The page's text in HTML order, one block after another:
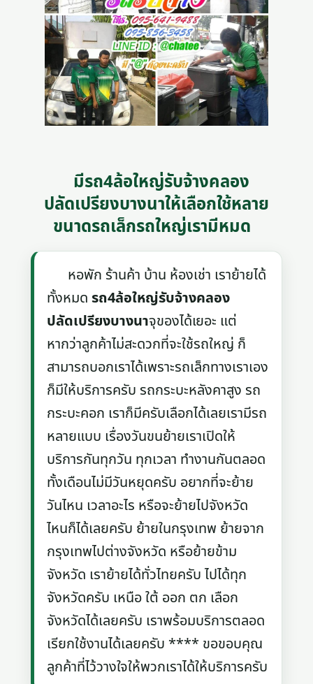
มีรถ4ล้อใหญ่รับจ้างคลอง
ปลัดเปรียงบางนาให้เลือกใช้หลาย
ขนาดรถเล็กรถใหญ่เรามีหมด
หอพัก ร้านค้า บ้าน ห้องเช่า เราย้ายได้
ทั้งหมดรถ4ล้อใหญ่รับจ้างคลอง
ปลัดเปรียงบางนาจุของได้เยอะ แต่
หากว่าลูกค้าไม่สะดวกที่จะใช้รถใหญ่ ก็
สามารถบอกเราได้เพราะรถเล็กทางเราเอง
ก็มีให้บริการครับ รถกระบะหลังคาสูง รถ
กระบะคอก เราก็มีครับเลือกได้เลยเรามีรถ
หลายแบบ เรื่องวันขนย้ายเราเปิดให้
บริการกันทุกวัน ทุกเวลา ทำงานกันตลอด
ทั้งเดือนไม่มีวันหยุดครับ อยากที่จะย้าย
วันไหน เวลาอะไร หรือจะย้ายไปจังหวัด
ไหนก็ได้เลยครับ ย้ายในกรุงเทพ ย้ายจาก
กรุงเทพไปต่างจังหวัด หรือย้ายข้าม
จังหวัด เราย้ายได้ทั่วไทยครับ ไปได้ทุก
จังหวัดครับ เหนือ ใต้ ออก ตก เลือก
จังหวัดได้เลยครับ เราพร้อมบริการตลอด
เรียกใช้งานได้เลยครับ **** ขอขอบคุณ
ลูกค้าที่ไว้วางใจให้พวกเราได้ให้บริการครับ